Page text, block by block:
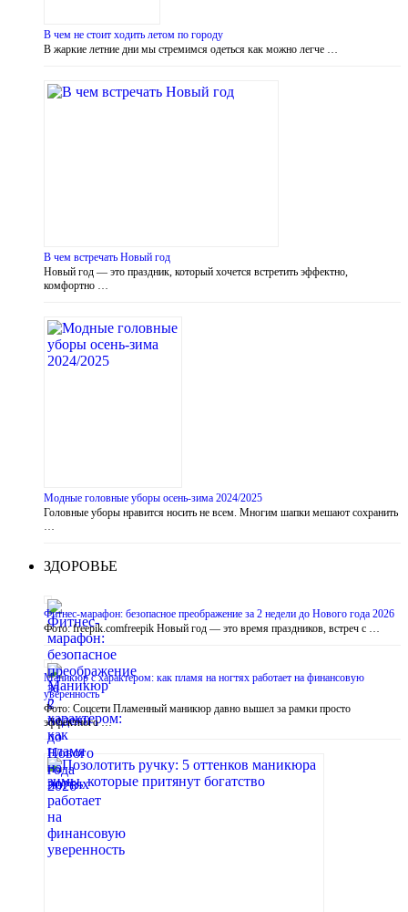
В чем не стоит ходить летом по городу
В жаркие летние дни мы стремимся одеться как можно легче …
В чем встречать Новый год
Новый год — это праздник, который хочется встретить эффектно,
комфортно …
Модные головные уборы осень-зима 2024/2025
Головные уборы нравится носить не всем. Многим шапки мешают сохранить
…
ЗДОРОВЬЕ
Фитнес-марафон: безопасное преображение за 2 недели до Нового года 2026
Фото: freepik.comfreepik Новый год — это время праздников, встреч с …
Маникюр с характером: как пламя на ногтях работает на финансовую
уверенность
Фото: Соцсети Пламенный маникюр давно вышел за рамки просто
эффектного …